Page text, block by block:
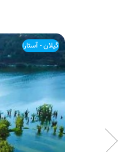
گیلان - آستارا